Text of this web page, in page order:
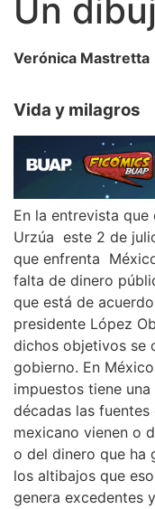
Un
Verónica Mastretta
Vida y milagros
En la entrevista
Urzúa este 2 de
que enfrenta
falta de dinero
que está de
presidente López
dichos objetivos se
gobierno. En
impuestos tiene
décadas las
mexicano vienen o
o del dinero que ha
los altibajos que
genera excedentes